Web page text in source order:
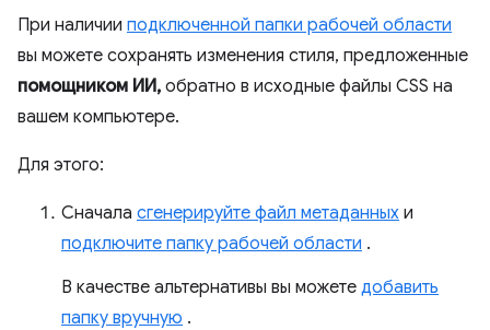
При наличии подключенной папки рабочей области
вы можете сохранять изменения стиля, предложенные
помощником ИИ, обратно в исходные файлы CSS на
вашем компьютере.
Для этого:
Сначала сгенерируйте файл метаданных и
подключите папку рабочей области .
В качестве альтернативы вы можете добавить
папку вручную .